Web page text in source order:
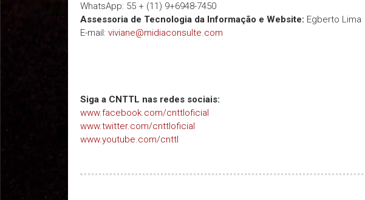
WhatsApp: 55 + (11) 9+6948-7450
Assessoria de Tecnologia da Informação e Website: Egberto Lima
E-mail: viviane@midiaconsulte.com
Siga a CNTTL nas redes sociais:
www.facebook.com/cnttloficial
www.twitter.com/cnttloficial
www.youtube.com/cnttl